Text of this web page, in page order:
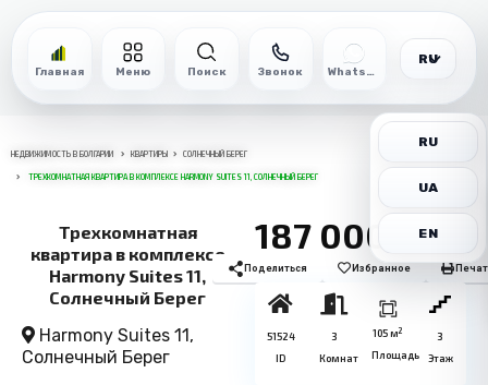
Главная Меню Поиск Звонок WhatsApp
RU
RU
UA
EN
НЕДВИЖИМОСТЬ В БОЛГАРИИ КВАРТИРЫ СОЛНЕЧНЫЙ БЕРЕГ
ТРЕХКОМНАТНАЯ КВАРТИРА В КОМПЛЕКСЕ HARMONY SUITES 11, СОЛНЕЧНЫЙ БЕРЕГ
Трехкомнатная
квартира в комплексе
Harmony Suites 11,
Солнечный Берег
Harmony Suites 11,
Солнечный Берег
187 000€
Поделиться Избранное
51524
ID
3
Комнат
105 м2
Площадь
3
Этаж